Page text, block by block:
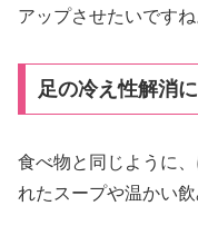
アップさせたいですね
足の冷え性解消
食べ物と同じように
れたスープや温かい